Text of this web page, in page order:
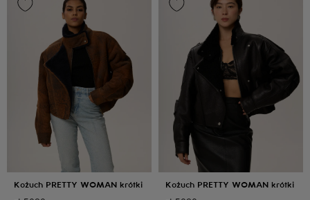
Kożuch PRETTY WOMAN krótki Kożuch PRETTY WOMAN krótki